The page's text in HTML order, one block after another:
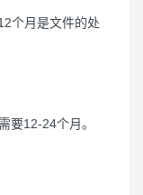
个月是文件的处
要12-24个月。